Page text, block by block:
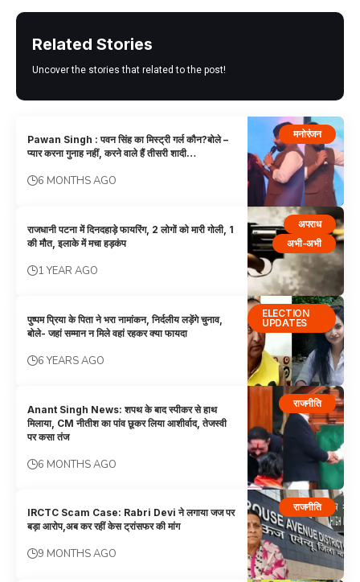
Related Stories
Uncover the stories that related to the post!
मनोरंजन
Pawan Singh : पवन सिंह का मिस्ट्री गर्ल कौन?बोले –
प्यार करना गुनाह नहीं, करने वाले हैं तीसरी शादी…
6 MONTHS AGO
अपराध
अभी-अभी
राजधानी पटना में दिनदहाड़े फायरिंग, 2 लोगों को मारी गोली, 1
की मौत, इलाके में मचा हड़कंप
1 YEAR AGO
ELECTION
UPDATES
पुष्पम प्रिया के पिता ने भरा नामांकन, निर्दलीय लड़ेंगे चुनाव,
बोले- जहां सम्मान न मिले वहां रहकर क्या फायदा
6 YEARS AGO
राजनीति
Anant Singh News: शपथ के बाद स्पीकर से हाथ
मिलाया, CM नीतीश का पांव छूकर लिया आशीर्वाद, तेजस्वी
पर कसा तंज
6 MONTHS AGO
राजनीति
IRCTC Scam Case: Rabri Devi ने लगाया जज पर
बड़ा आरोप,अब कर रहीं केस ट्रांसफर की मांग
9 MONTHS AGO